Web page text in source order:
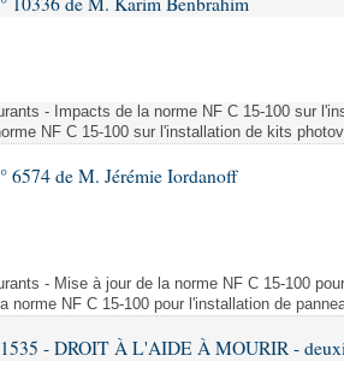
- Impacts de la norme NF C 15-100 sur
NF C 15-100 sur l'installation de kits
6574 de M. Jérémie Iordanoff
- Mise à jour de la norme NF C 15-100
norme NF C 15-100 pour l'installation de
- DROIT À L'AIDE À MOURIR -